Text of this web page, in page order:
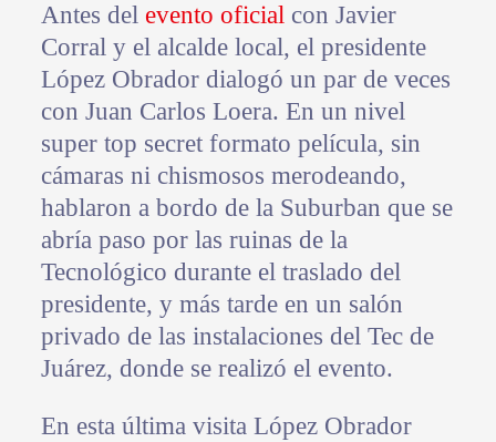
Antes del evento oficialcon Javier
Corral y el alcalde local, el presidente
López Obrador dialogó un par de veces
con Juan Carlos Loera. En un nivel
super top secret formato película, sin
cámaras ni chismosos merodeando,
hablaron a bordo de la Suburban que se
abría paso por las ruinas de la
Tecnológico durante el traslado del
presidente, y más tarde en un salón
privado de las instalaciones del Tec de
Juárez, donde se realizó el evento.
En esta última visita López Obrador